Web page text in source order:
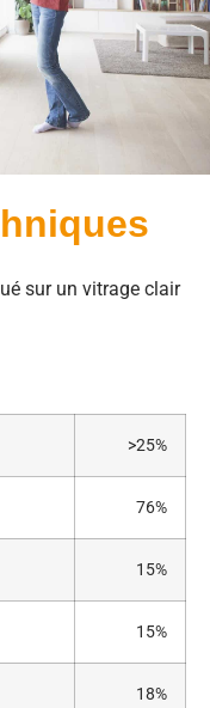
sur un vitrage clair
>25%
76%
15%
15%
18%